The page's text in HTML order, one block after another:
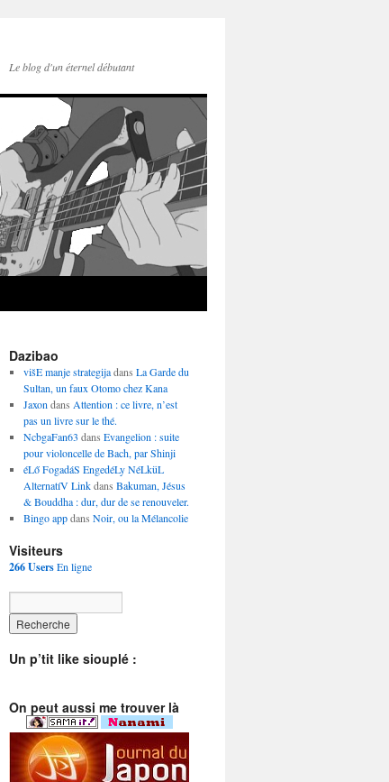
Le blog d'un éternel débutant
Dazibao
višE manje strategijadans La Garde du
Sultan, un faux Otomo chez Kana
Jaxon dans Attention : ce livre, n’est
pas un livre sur le thé.
NcbgaFan63 dans Evangelion : suite
pour violoncelle de Bach, par Shinji
éLő FogadáS EngedéLy NéLküL
AlternatíV Linkdans Bakuman, Jésus
& Bouddha : dur, dur de se renouveler.
Bingo appdans Noir, ou la Mélancolie
Visiteurs
266 UsersEn ligne
Un p’tit like siouplé :
On peut aussi me trouver là